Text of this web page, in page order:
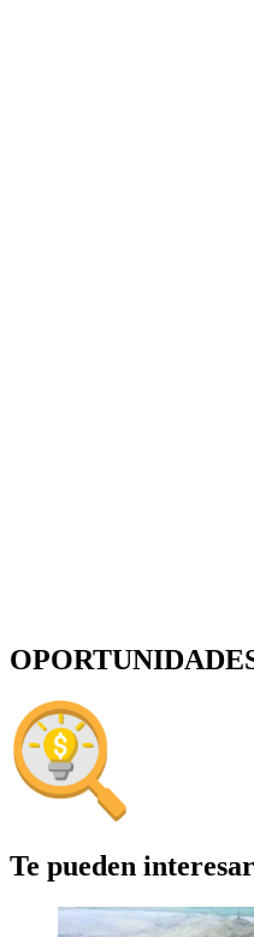
Te pueden interesar